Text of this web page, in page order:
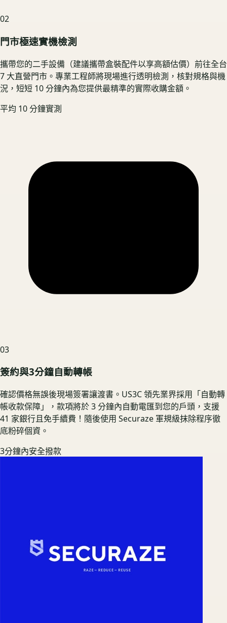
02
門市極速實機檢測
攜帶您的二手設備（建議攜帶盒裝配件以享高額估價）前往全台
7 大直營門市。專業工程師將現場進行透明檢測，核對規格與機
況，短短 10 分鐘內為您提供最精準的實際收購金額。
平均 10 分鐘實測
03
簽約與3分鐘自動轉帳
確認價格無誤後現場簽署讓渡書。US3C 領先業界採用「自動轉
帳收款保障」，款項將於 3 分鐘內自動電匯到您的戶頭，支援
41 家銀行且免手續費！隨後使用 Securaze 軍規級抹除程序徹
底粉碎個資。
3分鐘內安全撥款